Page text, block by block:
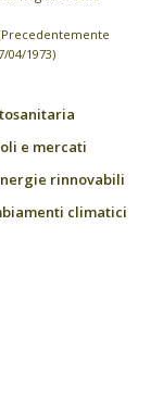
04/1973)
e mercati
rinnovabili
climatici